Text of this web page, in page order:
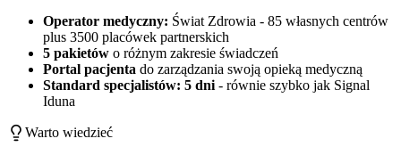
Operator medyczny: Świat Zdrowia - 85 własnych centrów
plus 3500 placówek partnerskich
5 pakietów o różnym zakresie świadczeń
Portal pacjenta do zarządzania swoją opieką medyczną
Standard specjalistów: 5 dni - równie szybko jak Signal
Iduna
Warto wiedzieć